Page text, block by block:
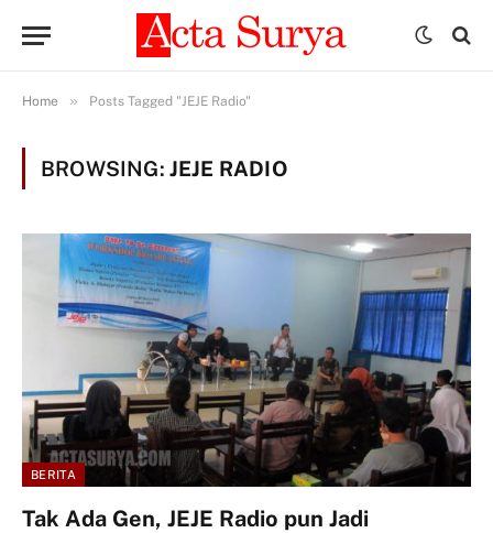
Home » Posts Tagged "JEJE Radio"
BROWSING: JEJE RADIO
BERITA
Tak Ada Gen, JEJE Radio pun Jadi